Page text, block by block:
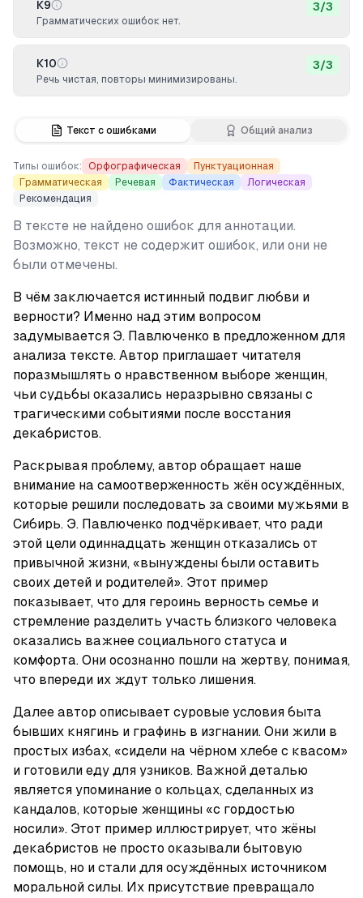
Текст с ошибками Общий анализ
Типы ошибок: Орфографическая
Пунктуационная
Грамматическая
Речевая Фактическая
Логическая
Рекомендация
В тексте не найдено ошибок для аннотации.
Возможно, текст не содержит ошибок, или они не
были отмечены.
В чём заключается истинный подвиг любви и
верности? Именно над этим вопросом
задумывается Э. Павлюченко в предложенном для
анализа тексте. Автор приглашает читателя
поразмышлять о нравственном выборе женщин,
чьи судьбы оказались неразрывно связаны с
трагическими событиями после восстания
декабристов.
Раскрывая проблему, автор обращает наше
внимание на самоотверженность жён осуждённых,
которые решили последовать за своими мужьями в
Сибирь. Э. Павлюченко подчёркивает, что ради
этой цели одиннадцать женщин отказались от
привычной жизни, «вынуждены были оставить
своих детей и родителей». Этот пример
показывает, что для героинь верность семье и
стремление разделить участь близкого человека
оказались важнее социального статуса и
комфорта. Они осознанно пошли на жертву, понимая,
что впереди их ждут только лишения.
Далее автор описывает суровые условия быта
бывших княгинь и графинь в изгнании. Они жили в
простых избах, «сидели на чёрном хлебе с квасом»
и готовили еду для узников. Важной деталью
является упоминание о кольцах, сделанных из
кандалов, которые женщины «с гордостью
носили». Этот пример иллюстрирует, что жёны
декабристов не просто оказывали бытовую
помощь, но и стали для осуждённых источником
моральной силы. Их присутствие превращало
К9
Грамматических ошибок нет.
3/3
К10
Речь чистая, повторы минимизированы.
3/3